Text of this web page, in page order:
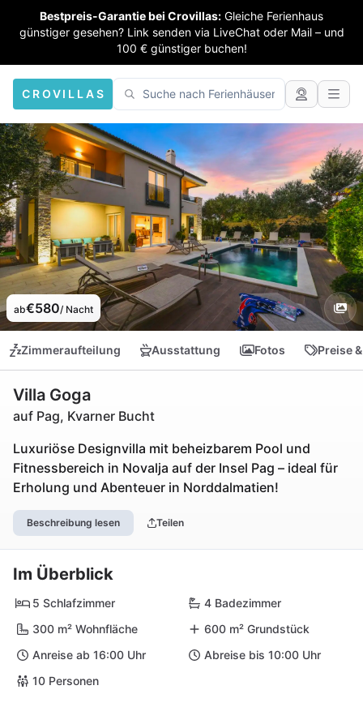
Bestpreis-Garantie bei Crovillas: Gleiche Ferienhaus
günstiger gesehen? Link senden via LiveChat oder Mail – und
100 € günstiger buchen!
CROVILLAS
ab€580/ Nacht
Zimmeraufteilung Ausstattung Fotos Preise
Villa Goga
auf Pag, Kvarner Bucht
Luxuriöse Designvilla mit beheizbarem Pool und
Fitnessbereich in Novalja auf der Insel Pag – ideal für
Erholung und Abenteuer in Norddalmatien!
Beschreibung lesen Teilen
Im Überblick
5 Schlafzimmer
4 Badezimmer
300 m² Wohnfläche
600 m² Grundstück
Anreise ab 16:00 Uhr
Abreise bis 10:00 Uhr
10 Personen